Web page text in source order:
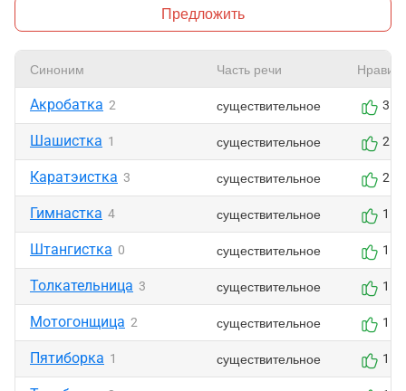
Предложить
Синоним Часть речи
Акробатка 2 существительное 3
Шашистка 1 существительное 2
Каратэистка 3 существительное 2
Гимнастка 4 существительное 1
Штангистка 0 существительное 1
Толкательница 3 существительное 1
Мотогонщица 2 существительное 1
Пятиборка 1 существительное 1